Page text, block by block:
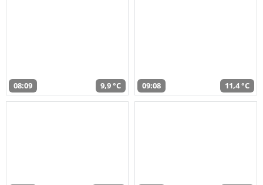
08:09 9,9 °C 09:08 11,4 °C